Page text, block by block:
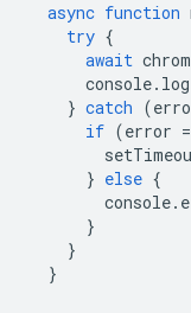
async function
try {
await
console. log
} catch (
if (error
} else {
console.
}
}
}